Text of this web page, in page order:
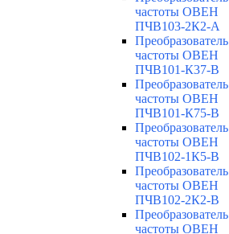
частоты ОВЕН
ПЧВ103-2К2-А
Преобразователь
частоты ОВЕН
ПЧВ101-К37-В
Преобразователь
частоты ОВЕН
ПЧВ101-К75-В
Преобразователь
частоты ОВЕН
ПЧВ102-1К5-В
Преобразователь
частоты ОВЕН
ПЧВ102-2К2-В
Преобразователь
частоты ОВЕН